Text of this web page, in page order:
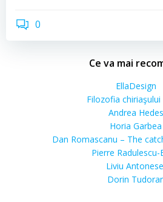
0
Ce va mai
EllaDesign
Filozofia
Andrea Hedes
Horia Garbea
Dan Romascanu – The
Pierre Radulescu-
Liviu
Dorin